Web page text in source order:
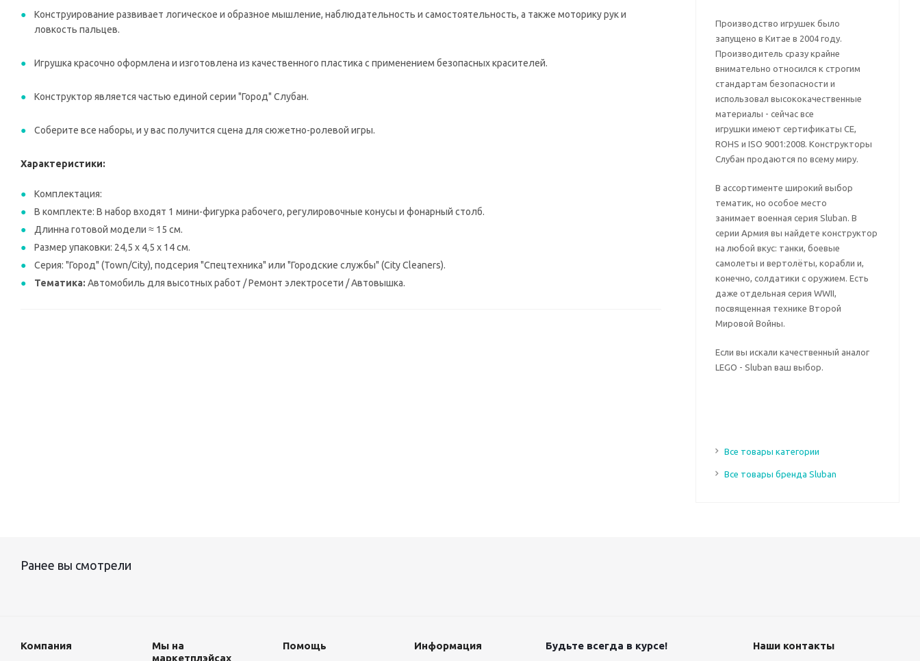
Конструирование развивает логическое и образное мышление, наблюдательность и самостоятельность, а также моторику рук и
ловкость пальцев.
Игрушка красочно оформлена и изготовлена из качественного пластика с применением безопасных красителей.
Конструктор является частью единой серии "Город" Слубан.
Соберите все наборы, и у вас получится сцена для сюжетно-ролевой игры.
Характеристики:
Комплектация:
В комплекте: В набор входят 1 мини-фигурка рабочего, регулировочные конусы и фонарный столб.
Длинна готовой модели ≈ 15 см.
Размер упаковки: 24,5 х 4,5 х 14 см.
Серия: "Город" (Town/City), подсерия "Спецтехника" или "Городские службы" (City Cleaners).
Тематика: Автомобиль для высотных работ / Ремонт электросети / Автовышка.
Производство игрушек было
запущено в Китае в 2004 году.
Производитель сразу крайне
внимательно относился к строгим
стандартам безопасности и
использовал высококачественные
материалы - сейчас все
игрушки имеют сертификаты CE,
ROHS и ISO 9001:2008. Конструкторы
Слубан продаются по всему миру.
В ассортименте широкий выбор
тематик, но особое место
занимает военная серия Sluban. В
серии Армия вы найдете конструктор
на любой вкус: танки, боевые
самолеты и вертолёты, корабли и,
конечно, солдатики с оружием. Есть
даже отдельная серия WWII,
посвященная технике Второй
Мировой Войны.
Если вы искали качественный аналог
LEGO - Sluban ваш выбор.
Все товары категории
Все товары бренда Sluban
Ранее вы смотрели
Компания
Мы на
маркетплэйсах
Помощь Информация Будьте всегда в курсе! Наши контакты